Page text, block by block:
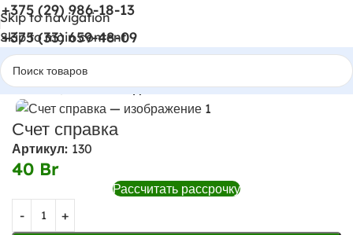
Skip to navigation
Skip to main content
+375 (29) 986-18-13
+375 (33) 659-48-09
Главная Навесное для мотоблоков
Счет справка
Артикул: 130
40 Br
Рассчитать рассрочку